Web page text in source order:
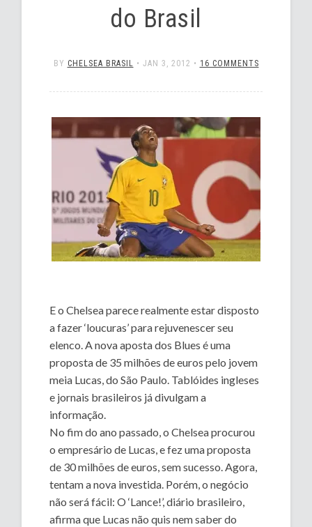
do Brasil
BY CHELSEA BRASIL • JAN 3, 2012 • 16 COMMENTS
E o Chelsea parece realmente estar disposto
a fazer ‘loucuras’ para rejuvenescer seu
elenco. A nova aposta dos Blues é uma
proposta de 35 milhões de euros pelo jovem
meia Lucas, do São Paulo. Tablóides ingleses
e jornais brasileiros já divulgam a
informação.
No fim do ano passado, o Chelsea procurou
o empresário de Lucas, e fez uma proposta
de 30 milhões de euros, sem sucesso. Agora,
tentam a nova investida. Porém, o negócio
não será fácil: O ‘Lance!’, diário brasileiro,
afirma que Lucas não quis nem saber do